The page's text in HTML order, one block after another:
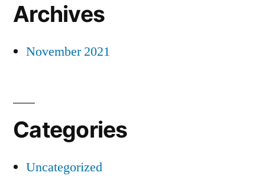
Archives
November 2021
Categories
Uncategorized